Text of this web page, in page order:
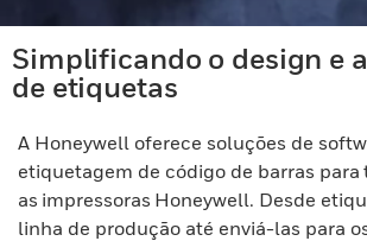
Simplificando o design e
de etiquetas
A Honeywell oferece soluções de
etiquetagem de código de barras para
as impressoras Honeywell. Desde
linha de produção até enviá-las para